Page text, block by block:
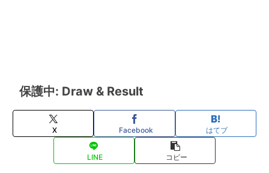
保護中: Draw & Result
X Facebook はてブ
LINE コピー